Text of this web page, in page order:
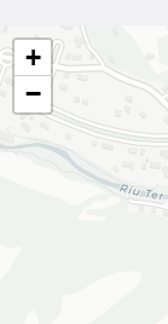
+
−